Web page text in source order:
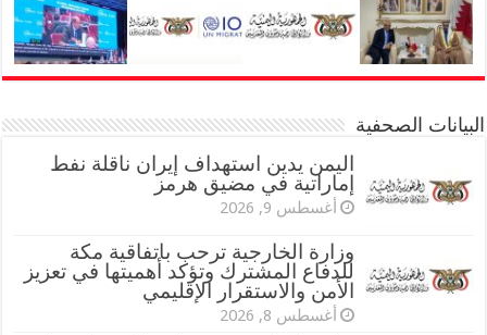
البيانات الصحفية
اليمن يدين استهداف إيران ناقلة نفط
إماراتية في مضيق هرمز
أغسطس 9, 2026
وزارة الخارجية ترحب باتفاقية مكة
للدفاع المشترك وتؤكد أهميتها في تعزيز
الأمن والاستقرار الإقليمي
أغسطس 8, 2026